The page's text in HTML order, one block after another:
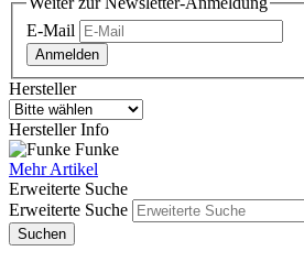
E-Mail
Anmelden
Hersteller
Hersteller Info
Funke
Mehr Artikel
Erweiterte Suche
Erweiterte Suche
Suchen